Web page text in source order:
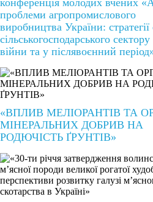
проблеми агропромислового
виробництва України: стратегії
сільськогосподарського
війни та у післявоєнний
«ВПЛИВ МЕЛІОРАНТІВ ТА
МІНЕРАЛЬНИХ ДОБРИВ НА
РОДЮЧІСТЬ ҐРУНТІВ»